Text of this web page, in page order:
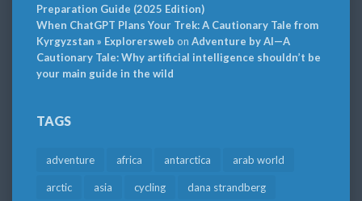
Preparation Guide (2025 Edition)
When ChatGPT Plans Your Trek: A Cautionary Tale from
Kyrgyzstan » Explorersweb on Adventure by AI—A
Cautionary Tale: Why artificial intelligence shouldn’t be
your main guide in the wild
TAGS
adventure africa antarctica arab world
arctic asia cycling dana strandberg